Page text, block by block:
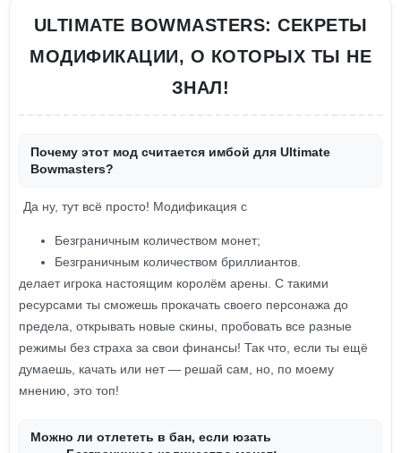
ULTIMATE BOWMASTERS: СЕКРЕТЫ
МОДИФИКАЦИИ, О КОТОРЫХ ТЫ НЕ
ЗНАЛ!
Почему этот мод считается имбой для Ultimate
Bowmasters?
Да ну, тут всё просто! Модификация с
Безграничным количеством монет;
Безграничным количеством бриллиантов.
делает игрока настоящим королём арены. С такими
ресурсами ты сможешь прокачать своего персонажа до
предела, открывать новые скины, пробовать все разные
режимы без страха за свои финансы! Так что, если ты ещё
думаешь, качать или нет — решай сам, но, по моему
мнению, это топ!
Можно ли отлететь в бан, если юзать